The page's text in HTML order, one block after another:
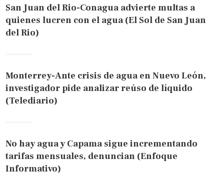
San Juan del Rio-Conagua advierte multas a
quienes lucren con el agua (El Sol de San Juan
del Rio)
Monterrey-Ante crisis de agua en Nuevo León,
investigador pide analizar reúso de líquido
(Telediario)
No hay agua y Capama sigue incrementando
tarifas mensuales, denuncian (Enfoque
Informativo)